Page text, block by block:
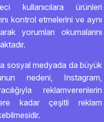
kullanıcılara ürünleri
kontrol etmelerini ve aynı
yorumları okumalarını
sosyal medyada da büyük
nedeni, Instagram,
reklamverenlerin
kadar çeşitli reklam